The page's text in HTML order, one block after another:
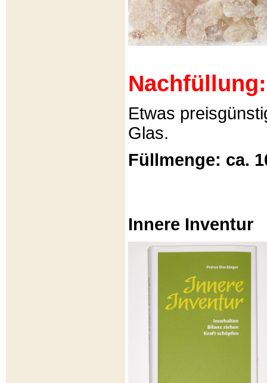
Etwas
Glas.
Füllmenge: ca.
Innere Inventur